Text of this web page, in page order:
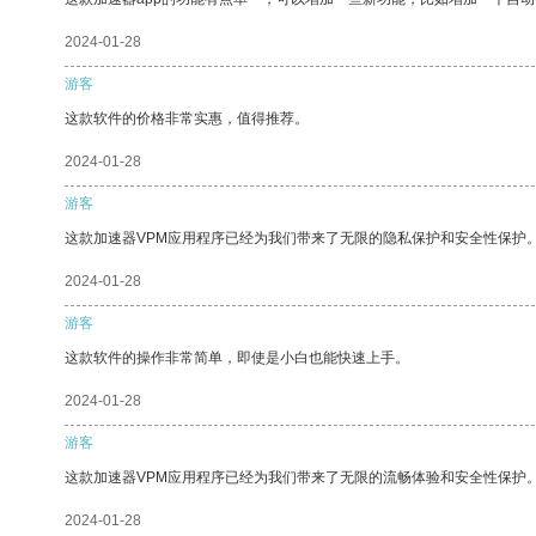
2024-01-28
游客
这款软件的价格非常实惠，值得推荐。
2024-01-28
游客
这款加速器VPM应用程序已经为我们带来了无限的隐私保护和安全性保护
2024-01-28
游客
这款软件的操作非常简单，即使是小白也能快速上手。
2024-01-28
游客
这款加速器VPM应用程序已经为我们带来了无限的流畅体验和安全性保护
2024-01-28